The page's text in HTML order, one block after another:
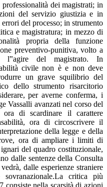
dei magistrati; in
del servizio giustizia e in
del processo; in strumento
e magistratura; in mezzo di
propria della funzione
preventivo-punitiva, volto a
l‟agire del magistrato. In
civile non è e non deve
un grave squilibrio del
dello strumento risarcitorio
per averne conferma, i
Vassalli avanzati nel corso del
di scardinare il carattere
ora di circoscrivere il
della legge e della
ora di ampliare i limiti di
del quadro costituzionale,
dalle sentenze della Consulta
dalle esperienze straniere
critica più
consiste nella scarsità di azioni